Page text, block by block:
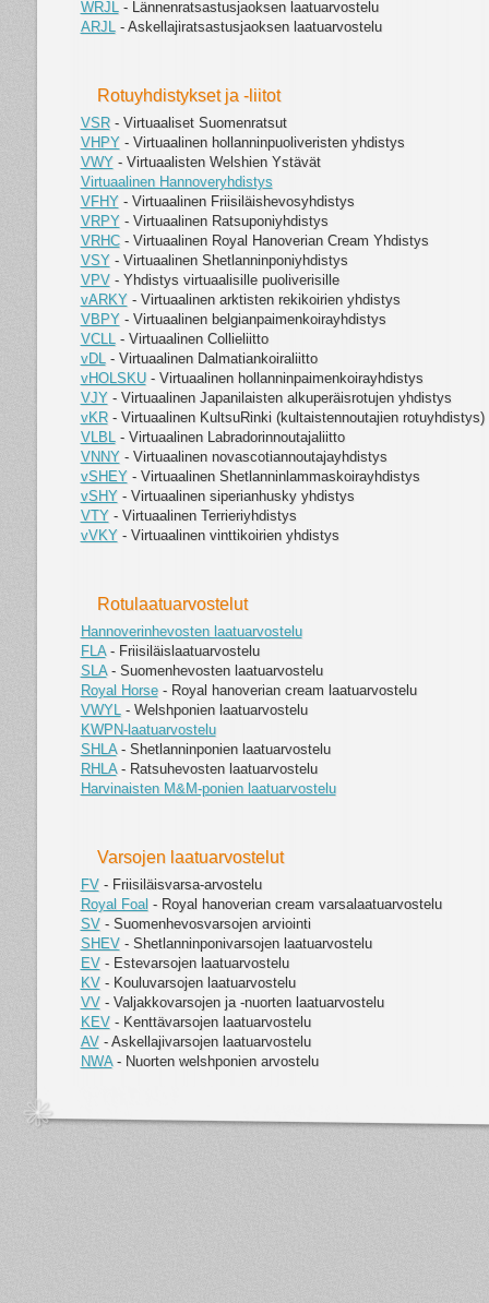
WRJL- Lännenratsastusjaoksen laatuarvostelu
ARJL- Askellajiratsastusjaoksen laatuarvostelu
Rotuyhdistykset ja -liitot
VSR- Virtuaaliset Suomenratsut
VHPY - Virtuaalinen hollanninpuoliveristen yhdistys
VWY - Virtuaalisten Welshien Ystävät
Virtuaalinen Hannoveryhdistys
VFHY - Virtuaalinen Friisiläishevosyhdistys
VRPY - Virtuaalinen Ratsuponiyhdistys
VRHC- Virtuaalinen Royal Hanoverian Cream Yhdistys
VSY - Virtuaalinen Shetlanninponiyhdistys
VPV- Yhdistys virtuaalisille puoliverisille
vARKY - Virtuaalinen arktisten rekikoirien yhdistys
VBPY - Virtuaalinen belgianpaimenkoirayhdistys
VCLL- Virtuaalinen Collieliitto
vDL- Virtuaalinen Dalmatiankoiraliitto
vHOLSKU- Virtuaalinen hollanninpaimenkoirayhdistys
VJY - Virtuaalinen Japanilaisten alkuperäisrotujen yhdistys
vKR- Virtuaalinen KultsuRinki (kultaistennoutajien rotuyhdistys)
VLBL- Virtuaalinen Labradorinnoutajaliitto
VNNY - Virtuaalinen novascotiannoutajayhdistys
vSHEY - Virtuaalinen Shetlanninlammaskoirayhdistys
vSHY - Virtuaalinen siperianhusky yhdistys
VTY - Virtuaalinen Terrieriyhdistys
vVKY - Virtuaalinen vinttikoirien yhdistys
Rotulaatuarvostelut
Hannoverinhevosten laatuarvostelu
FLA- Friisiläislaatuarvostelu
SLA- Suomenhevosten laatuarvostelu
Royal Horse- Royal hanoverian cream laatuarvostelu
VWYL- Welshponien laatuarvostelu
KWPN-laatuarvostelu
SHLA- Shetlanninponien laatuarvostelu
RHLA- Ratsuhevosten laatuarvostelu
Harvinaisten M&M-ponien laatuarvostelu
Varsojen laatuarvostelut
FV- Friisiläisvarsa-arvostelu
Royal Foal - Royal hanoverian cream varsalaatuarvostelu
SV- Suomenhevosvarsojen arviointi
SHEV- Shetlanninponivarsojen laatuarvostelu
EV- Estevarsojen laatuarvostelu
KV- Kouluvarsojen laatuarvostelu
VV- Valjakkovarsojen ja -nuorten laatuarvostelu
KEV- Kenttävarsojen laatuarvostelu
AV- Askellajivarsojen laatuarvostelu
NWA- Nuorten welshponien arvostelu